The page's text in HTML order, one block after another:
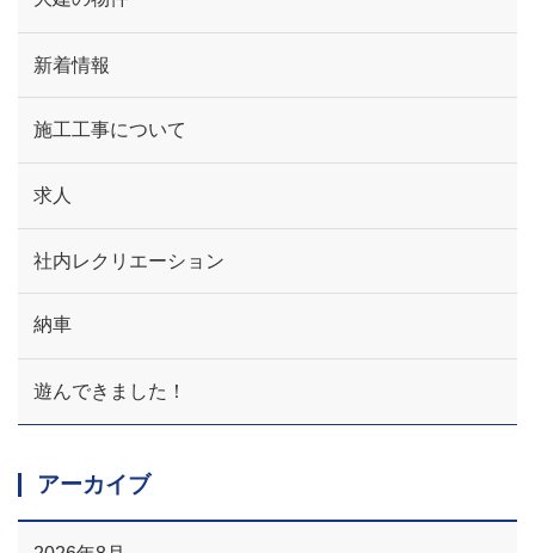
新着情報
施工工事について
求人
社内レクリエーション
納車
遊んできました！
アーカイブ